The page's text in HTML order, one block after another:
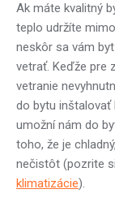
Ak máte kvalitný
teplo udržíte
neskôr sa vám
vetrať. Keďže pre
vetranie
do bytu inštalovať
umožní nám do
toho, že je
nečistôt (pozrite
klimatizácie).